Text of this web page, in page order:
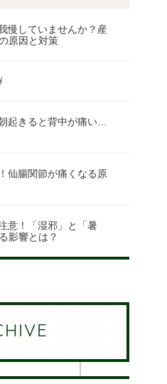
慢していませんか？産
原因と対策
起きると背中が痛い…
仙腸関節が痛くなる原
意！「湿邪」と「暑
影響とは？